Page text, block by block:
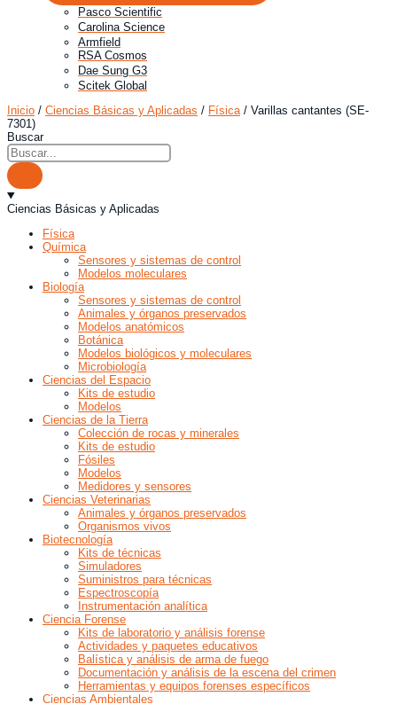
Pasco Scientific
Carolina Science
Armfield
RSA Cosmos
Dae Sung G3
Scitek Global
Inicio / Ciencias Básicas y Aplicadas / Física/ Varillas cantantes (SE-
7301)
Buscar
Ciencias Básicas y Aplicadas
Física
Química
Sensores y sistemas de control
Modelos moleculares
Biología
Sensores y sistemas de control
Animales y órganos preservados
Modelos anatómicos
Botánica
Modelos biológicos y moleculares
Microbiología
Ciencias del Espacio
Kits de estudio
Modelos
Ciencias de la Tierra
Colección de rocas y minerales
Kits de estudio
Fósiles
Modelos
Medidores y sensores
Ciencias Veterinarias
Animales y órganos preservados
Organismos vivos
Biotecnología
Kits de técnicas
Simuladores
Suministros para técnicas
Espectroscopía
Instrumentación analítica
Ciencia Forense
Kits de laboratorio y análisis forense
Actividades y paquetes educativos
Balística y análisis de arma de fuego
Documentación y análisis de la escena del crimen
Herramientas y equipos forenses específicos
Ciencias Ambientales